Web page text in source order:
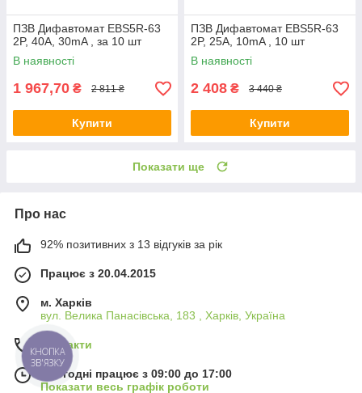
ПЗВ Дифавтомат EBS5R-63
2P, 40A, 30mA , за 10 шт
В наявності
1 967,70 ₴ 2 811 ₴
Купити
ПЗВ Дифавтомат EBS5R-63
2P, 25A, 10mA , 10 шт
В наявності
2 408 ₴ 3 440 ₴
Купити
Показати ще
Про нас
92% позитивних з 13 відгуків за рік
Працює з 20.04.2015
м. Харків
вул. Велика Панасівська, 183 , Харків, Україна
Контакти
Сьогодні працює з 09:00 до 17:00
Показати весь графік роботи
КНОПКА
ЗВ'ЯЗКУ